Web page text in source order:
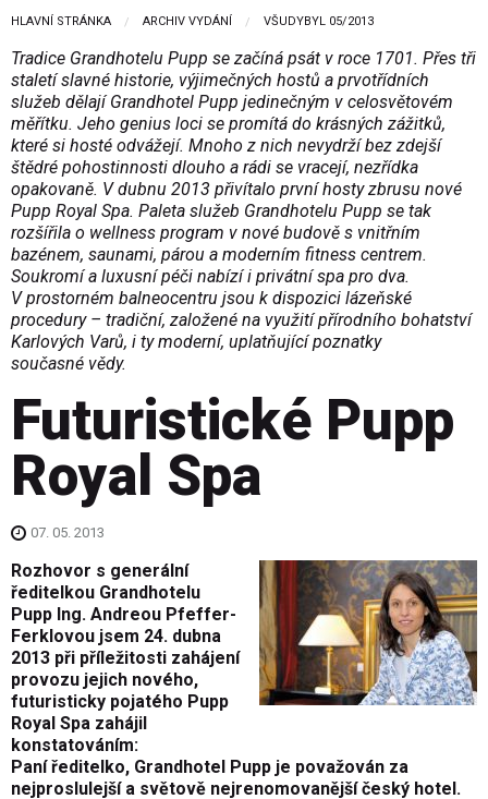
HLAVNÍ STRÁNKA ARCHIV VYDÁNÍ VŠUDYBYL 05/2013
Tradice Grandhotelu Pupp se začíná psát v roce 1701. Přes tři
staletí slavné historie, výjimečných hostů a prvotřídních
služeb dělají Grandhotel Pupp jedinečným v celosvětovém
měřítku. Jeho genius loci se promítá do krásných zážitků,
které si hosté odvážejí. Mnoho z nich nevydrží bez zdejší
štědré pohostinnosti dlouho a rádi se vracejí, nezřídka
opakovaně. V dubnu 2013 přivítalo první hosty zbrusu nové
Pupp Royal Spa. Paleta služeb Grandhotelu Pupp se tak
rozšířila o wellness program v nové budově s vnitřním
bazénem, saunami, párou a moderním fitness centrem.
Soukromí a luxusní péči nabízí i privátní spa pro dva.
V prostorném balneocentru jsou k dispozici lázeňské
procedury – tradiční, založené na využití přírodního bohatství
Karlových Varů, i ty moderní, uplatňující poznatky
současné vědy.
Futuristické Pupp
Royal Spa
07. 05. 2013
Rozhovor s generální
ředitelkou Grandhotelu
Pupp Ing. Andreou Pfeffer-
Ferklovou jsem 24. dubna
2013 při příležitosti zahájení
provozu jejich nového,
futuristicky pojatého Pupp
Royal Spa zahájil
konstatováním:
Paní ředitelko, Grandhotel Pupp je považován za
nejproslulejší a světově nejrenomovanější český hotel.